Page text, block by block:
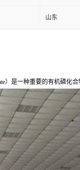
山东
）是一种重要的有机磷